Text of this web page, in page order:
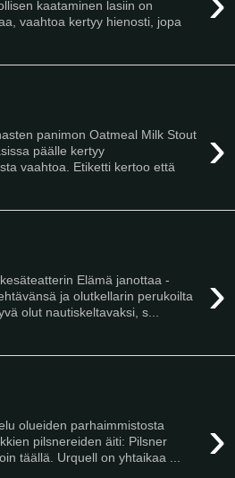
kaataminen lasiin on
vaahtoa kertyy hienosti, jopa
›
panimon Oatmeal Milk Stout
päälle kertyy
vaahtoa. Etiketti kertoo että
›
Elämä janottaa -
ja olutkellarin perukoilta
olut nautiskeltavaksi, s...
›
olueiden parhaimmistosta
pilsnereiden äiti: Pilsner
täällä. Urquell on yhtaikaa ...